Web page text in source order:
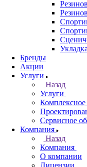
Бренды
Акции
Услуги
Назад
Услуги
Сервисное
Компания
Назад
Компания
О компании
Лицензии